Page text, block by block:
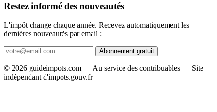
Restez informé des nouveautés
L'impôt change chaque année. Recevez automatiquement les
dernières nouveautés par email :
Abonnement gratuit
© 2026 guideimpots.com — Au service des contribuables — Site
indépendant d'impots.gouv.fr